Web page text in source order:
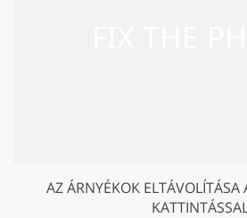
AZ ÁRNYÉKOK ELTÁVOLÍTÁSA